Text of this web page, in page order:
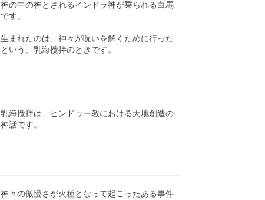
神の中の神とされるインドラ神が乗られる白馬
です。
生まれたのは、神々が呪いを解くために行った
という、乳海攪拌のときです。
乳海攪拌は、ヒンドゥー教における天地創造の
神話です。
神々の傲慢さが火種となって起こったある事件